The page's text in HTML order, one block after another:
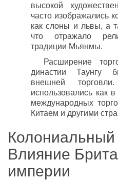
высокой
часто изображались
как слоны и львы, а
что отражало
традиции Мьянмы.
Расширение
династии Таунгу
внешней
использовались как
международных
Китаем и другими
Колониальный
Влияние
империи